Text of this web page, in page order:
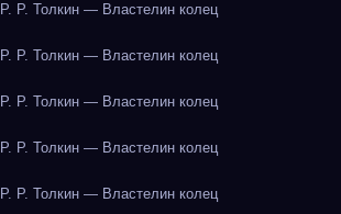
Р. Толкин — Властелин колец
Р. Толкин — Властелин колец
Р. Толкин — Властелин колец
Р. Толкин — Властелин колец
Р. Толкин — Властелин колец